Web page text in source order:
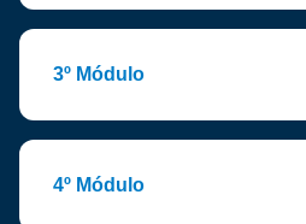
3º Módulo
4º Módulo